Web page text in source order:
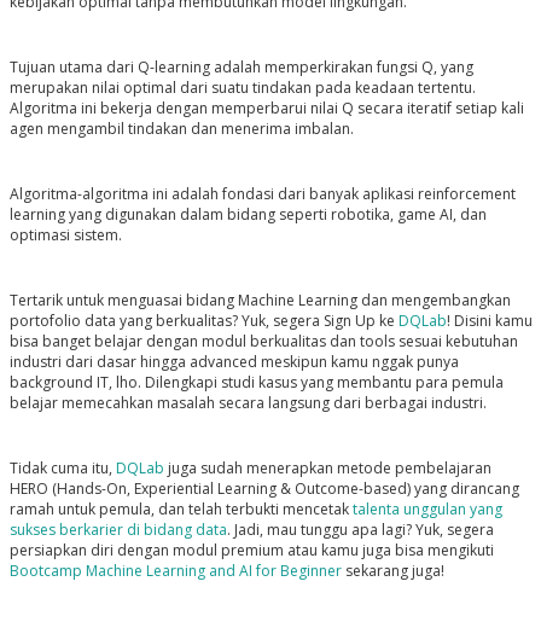
Tujuan utama dari Q-learning adalah memperkirakan fungsi Q, yang
merupakan nilai optimal dari suatu tindakan pada keadaan tertentu.
Algoritma ini bekerja dengan memperbarui nilai Q secara iteratif setiap kali
agen mengambil tindakan dan menerima imbalan.
Algoritma-algoritma ini adalah fondasi dari banyak aplikasi reinforcement
learning yang digunakan dalam bidang seperti robotika, game AI, dan
optimasi sistem.
Tertarik untuk menguasai bidang Machine Learning dan mengembangkan
portofolio data yang berkualitas? Yuk, segera Sign Up ke DQLab! Disini kamu
bisa banget belajar dengan modul berkualitas dan tools sesuai kebutuhan
industri dari dasar hingga advanced meskipun kamu nggak punya
background IT, lho. Dilengkapi studi kasus yang membantu para pemula
belajar memecahkan masalah secara langsung dari berbagai industri.
Tidak cuma itu, DQLab juga sudah menerapkan metode pembelajaran
HERO (Hands-On, Experiential Learning & Outcome-based) yang dirancang
ramah untuk pemula, dan telah terbukti mencetaktalenta unggulan yang
sukses berkarier di bidang data. Jadi, mau tunggu apa lagi? Yuk, segera
persiapkan diri dengan modul premium atau kamu juga bisa mengikuti
Bootcamp Machine Learning and AI for Beginnersekarang juga!